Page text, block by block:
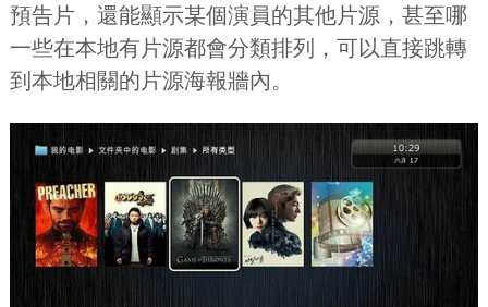
預告片，還能顯示某個演員的其他片源，甚至哪
一些在本地有片源都會分類排列，可以直接跳轉
到本地相關的片源海報牆內。